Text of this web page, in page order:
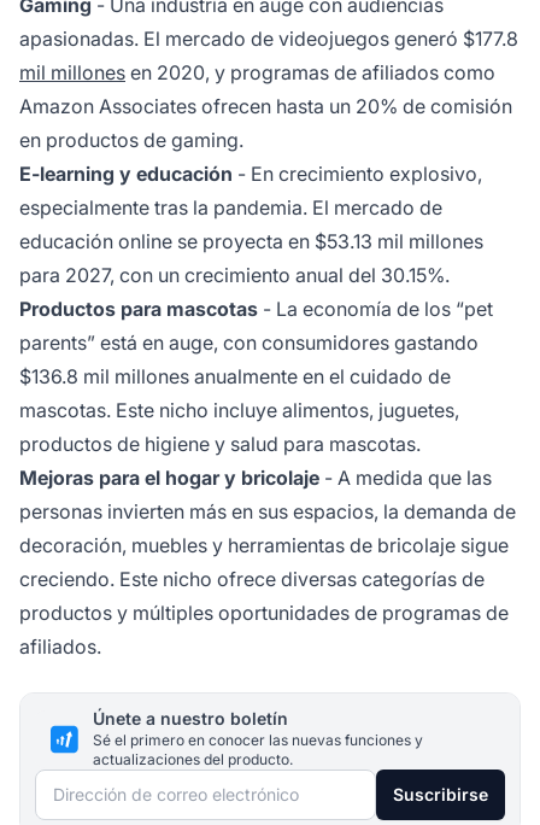
Gaming - Una industria en auge con audiencias
apasionadas. El mercado de videojuegos generó $177.8
mil millones en 2020, y programas de afiliados como
Amazon Associates ofrecen hasta un 20% de comisión
en productos de gaming.
E-learning y educación - En crecimiento explosivo,
especialmente tras la pandemia. El mercado de
educación online se proyecta en $53.13 mil millones
para 2027, con un crecimiento anual del 30.15%.
Productos para mascotas - La economía de los “pet
parents” está en auge, con consumidores gastando
$136.8 mil millones anualmente en el cuidado de
mascotas. Este nicho incluye alimentos, juguetes,
productos de higiene y salud para mascotas.
Mejoras para el hogar y bricolaje - A medida que las
personas invierten más en sus espacios, la demanda de
decoración, muebles y herramientas de bricolaje sigue
creciendo. Este nicho ofrece diversas categorías de
productos y múltiples oportunidades de programas de
afiliados.
Únete a nuestro boletín
Sé el primero en conocer las nuevas funciones y
actualizaciones del producto.
Dirección de correo electrónico Suscribirse